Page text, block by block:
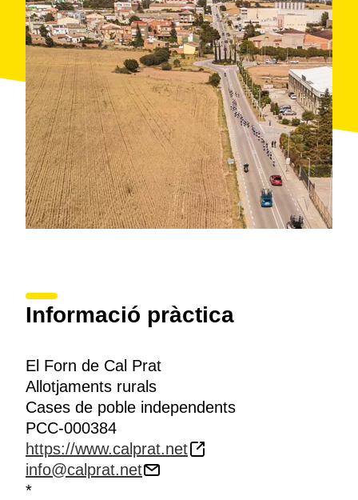
Informació pràctica
El Forn de Cal Prat
Allotjaments rurals
Cases de poble independents
PCC-000384
https://www.calprat.net
info@calprat.net
*